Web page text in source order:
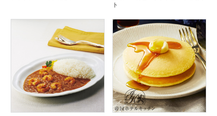
ト